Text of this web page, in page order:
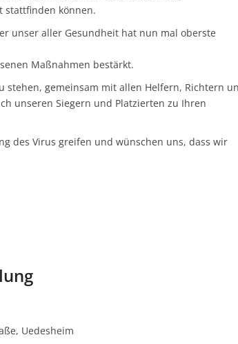
stattfinden können.
unser aller Gesundheit hat nun mal oberste
Maßnahmen bestärkt.
stehen, gemeinsam mit allen Helfern, Richtern
unseren Siegern und Platzierten zu Ihren
des Virus greifen und wünschen uns, dass wir
Uedesheim